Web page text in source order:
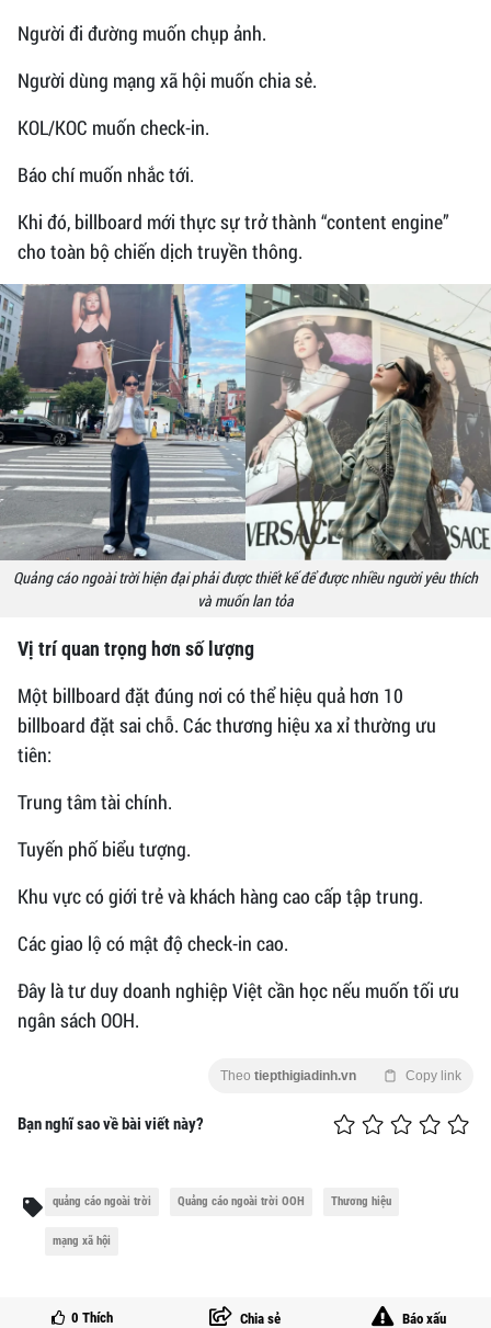
Người đi đường muốn chụp ảnh.
Người dùng mạng xã hội muốn chia sẻ.
KOL/KOC muốn check-in.
Báo chí muốn nhắc tới.
Khi đó, billboard mới thực sự trở thành “content engine”
cho toàn bộ chiến dịch truyền thông.
Quảng cáo ngoài trời hiện đại phải được thiết kế để được nhiều người yêu thích
và muốn lan tỏa
Vị trí quan trọng hơn số lượng
Một billboard đặt đúng nơi có thể hiệu quả hơn 10
billboard đặt sai chỗ. Các thương hiệu xa xỉ thường ưu
tiên:
Trung tâm tài chính.
Tuyến phố biểu tượng.
Khu vực có giới trẻ và khách hàng cao cấp tập trung.
Các giao lộ có mật độ check-in cao.
Đây là tư duy doanh nghiệp Việt cần học nếu muốn tối ưu
ngân sách OOH.
Theo tiepthigiadinh.vn Copy link
Bạn nghĩ sao về bài viết này?
quảng cáo ngoài trời Quảng cáo ngoài trời OOH Thương hiệu
mạng xã hội
0 Thích Chia sẻ Báo xấu